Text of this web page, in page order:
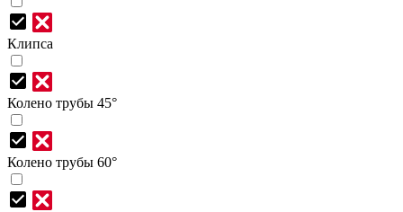
Клипса
Колено трубы 45°
Колено трубы 60°